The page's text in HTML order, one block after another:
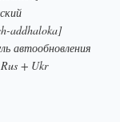
addhaloka]
автообновления
+ Ukr